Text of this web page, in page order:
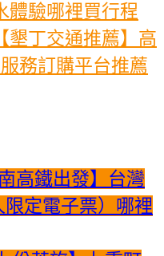
體驗哪裡買行程
墾丁交通推薦】高
務訂購平台推薦
高鐵出發】台灣
定電子票）哪裡